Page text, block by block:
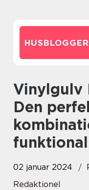
Vinylgulv Badeværelse:
Den
02 januar 2024
Redaktionel